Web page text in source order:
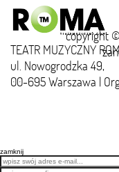
copyright
TEATR MUZYCZNY
ul. Nowogrodzka 49,
00-695 Warszawa |
zamknij
Email